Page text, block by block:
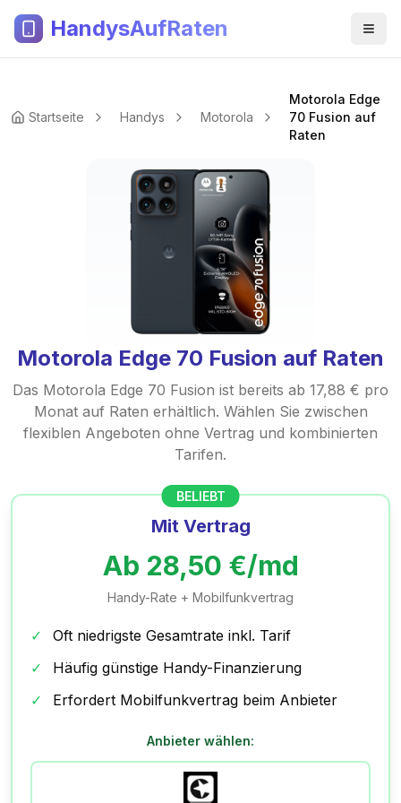
HandysAufRaten
Startseite Handys Motorola
Motorola Edge
70 Fusion auf
Raten
Motorola Edge 70 Fusion auf Raten
Das Motorola Edge 70 Fusion ist bereits ab 17,88 € pro
Monat auf Raten erhältlich. Wählen Sie zwischen
flexiblen Angeboten ohne Vertrag und kombinierten
Tarifen.
BELIEBT
Mit Vertrag
Ab 28,50 €/md
Handy-Rate + Mobilfunkvertrag
✓
Oft niedrigste Gesamtrate inkl. Tarif
✓
Häufig günstige Handy-Finanzierung
✓
Erfordert Mobilfunkvertrag beim Anbieter
Anbieter wählen: